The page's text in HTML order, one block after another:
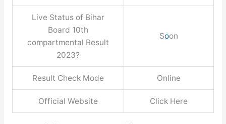
Live Status of Bihar
Board 10th
compartmental Result
2023?
Soon
Result Check Mode Online
Official Website Click Here